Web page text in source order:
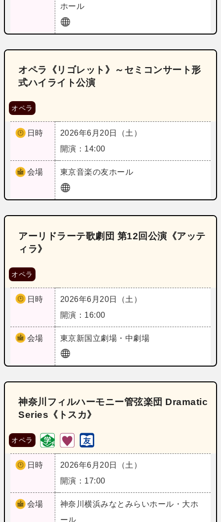
ホール
オペラ《リゴレット》～セミコンサート形
式ハイライト公演
オペラ
日時
2026年6月20日（土）
開演：14:00
会場 東京音楽の友ホール
アーリドラーテ歌劇団 第12回公演《アッテ
ィラ》
オペラ
日時
2026年6月20日（土）
開演：16:00
会場 東京新国立劇場・中劇場
神奈川フィルハーモニー管弦楽団 Dramatic
Series《トスカ》
オペラ
日時
2026年6月20日（土）
開演：17:00
会場 神奈川横浜みなとみらいホール・大ホ
ール